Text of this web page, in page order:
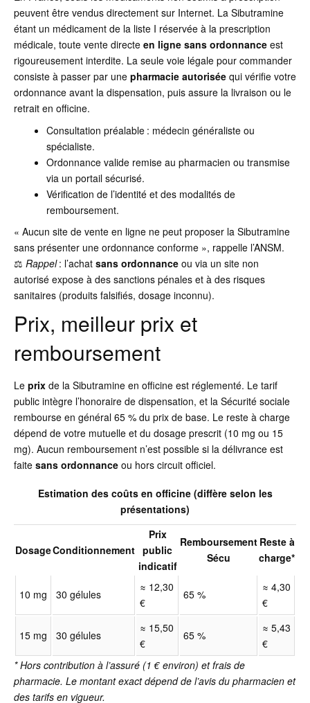
peuvent être vendus directement sur Internet. La Sibutramine
étant un médicament de la liste I réservée à la prescription
médicale, toute vente directe en ligne sans ordonnance est
rigoureusement interdite. La seule voie légale pour commander
consiste à passer par une pharmacie autorisée qui vérifie votre
ordonnance avant la dispensation, puis assure la livraison ou le
retrait en officine.
Consultation préalable : médecin généraliste ou
spécialiste.
Ordonnance valide remise au pharmacien ou transmise
via un portail sécurisé.
Vérification de l’identité et des modalités de
remboursement.
« Aucun site de vente en ligne ne peut proposer la Sibutramine
sans présenter une ordonnance conforme », rappelle l’ANSM.
⚖️ Rappel: l’achat sans ordonnance ou via un site non
autorisé expose à des sanctions pénales et à des risques
sanitaires (produits falsifiés, dosage inconnu).
Prix, meilleur prix et
remboursement
Le prix de la Sibutramine en officine est réglementé. Le tarif
public intègre l’honoraire de dispensation, et la Sécurité sociale
rembourse en général 65 % du prix de base. Le reste à charge
dépend de votre mutuelle et du dosage prescrit (10 mg ou 15
mg). Aucun remboursement n’est possible si la délivrance est
faite sans ordonnance ou hors circuit officiel.
Estimation des coûts en officine (diffère selon les
présentations)
DosageConditionnement
Prix
public
indicatif
Remboursement
Sécu
Reste à
charge*
10 mg 30 gélules
≈ 12,30
€
65 %
≈ 4,30
€
15 mg 30 gélules
≈ 15,50
€
65 %
≈ 5,43
€
* Hors contribution à l’assuré (1 € environ) et frais de
pharmacie. Le montant exact dépend de l’avis du pharmacien et
des tarifs en vigueur.